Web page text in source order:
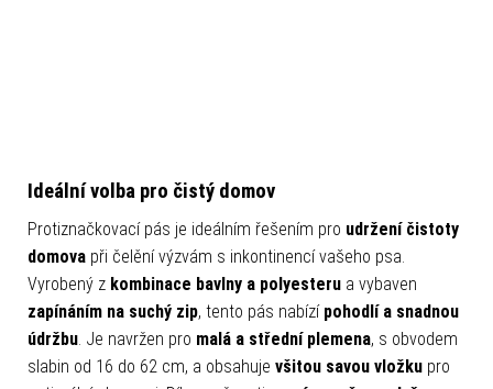
Ideální volba pro čistý domov
Protiznačkovací pás je ideálním řešením pro udržení čistoty
domova při čelění výzvám s inkontinencí vašeho psa.
Vyrobený z kombinace bavlny a polyesteru a vybaven
zapínáním na suchý zip, tento pás nabízí pohodlí a snadnou
údržbu . Je navržen pro malá a střední plemena, s obvodem
slabin od 16 do 62 cm, a obsahuje všitou savou vložku pro